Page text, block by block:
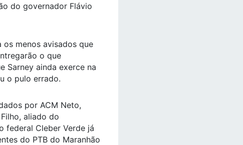
do governador Flávio
menos avisados que
o que
Sarney ainda exerce na
o pulo errado.
por ACM Neto,
aliado do
federal Cleber Verde já
do PTB do Maranhão